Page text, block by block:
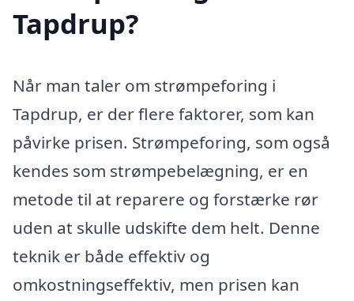
Tapdrup?
Når man taler om strømpeforing i
Tapdrup, er der flere faktorer, som kan
påvirke prisen. Strømpeforing, som også
kendes som strømpebelægning, er en
metode til at reparere og forstærke rør
uden at skulle udskifte dem helt. Denne
teknik er både effektiv og
omkostningseffektiv, men prisen kan